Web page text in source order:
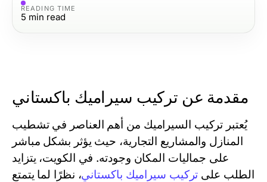
READING TIME
5 min read
مقدمة عن تركيب سيراميك باكستاني
يُعتبر تركيب السيراميك من أهم العناصر في تشطيب
المنازل والمشاريع التجارية، حيث يؤثر بشكل مباشر
على جماليات المكان وجودته. في الكويت، يتزايد
الطلب على تركيب سيراميك باكستاني، نظرًا لما يتمتع